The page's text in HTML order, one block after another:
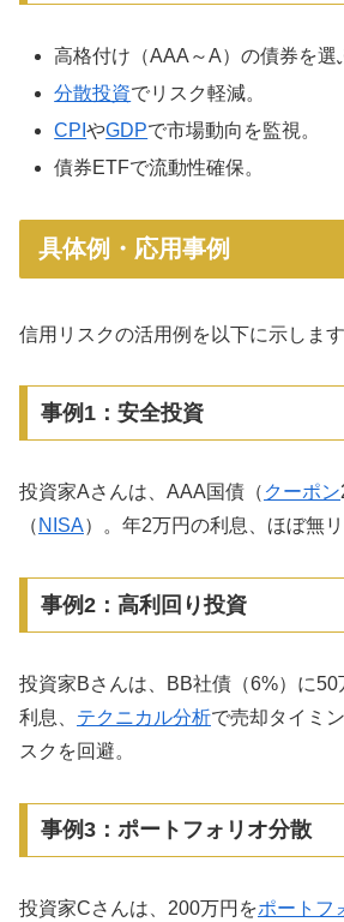
高格付け（AAA～A）の債券を選
分散投資でリスク軽減。
CPIやGDPで市場動向を監視。
債券ETFで流動性確保。
具体例・応用事例
信用リスクの活用例を以下に示します
事例1：安全投資
投資家Aさんは、AAA国債（ クーポン
（ NISA）。年2万円の利息、ほぼ無リ
事例2：高利回り投資
投資家Bさんは、BB社債（6%）に50
利息、 テクニカル分析で売却タイミ
スクを回避。
事例3：ポートフォリオ分散
投資家Cさんは、200万円をポートフ